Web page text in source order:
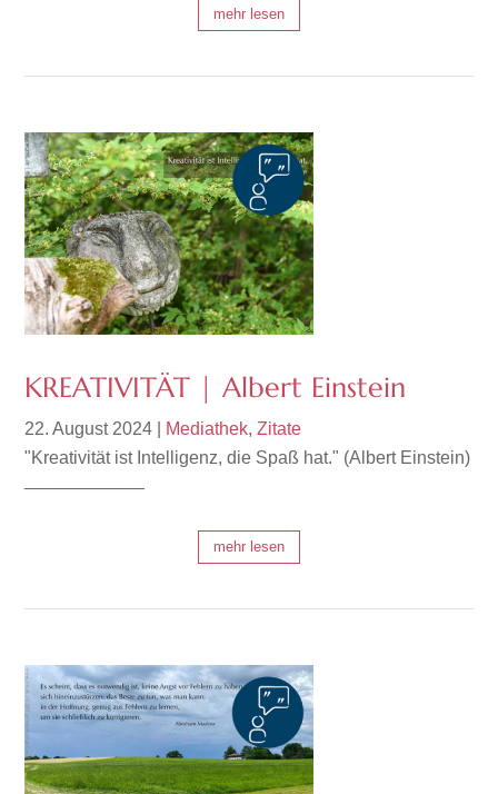
mehr lesen
KREATIVITÄT | Albert Einstein
22. August 2024 Mediathek,Zitate
"Kreativität ist Intelligenz, die Spaß hat." (Albert Einstein)
mehr lesen